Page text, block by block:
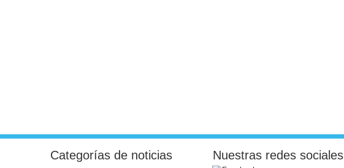
Categorías de noticias Nuestras redes sociales